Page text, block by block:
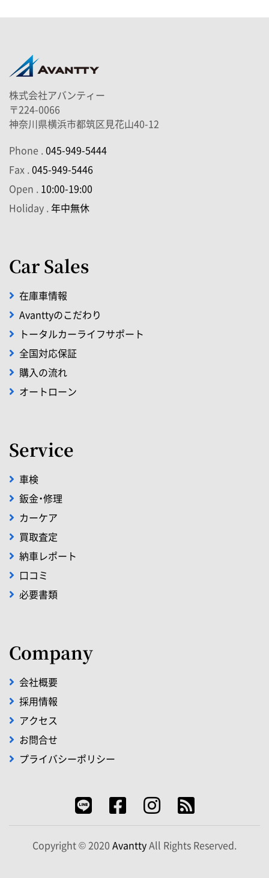
株式会社アバンティー
〒224-0066
神奈川県横浜市都筑区見花山40-12
Phone .045-949-5444
Fax .045-949-5446
Open . 10:00-19:00
Holiday .年中無休
Car Sales
在庫車情報
Avanttyのこだわり
トータルカーライフサポート
全国対応保証
購入の流れ
オートローン
Service
車検
鈑金・修理
カーケア
買取査定
納車レポート
口コミ
必要書類
Company
会社概要
採用情報
アクセス
お問合せ
プライバシーポリシー
Copyright © 2020 AvanttyAll Rights Reserved.